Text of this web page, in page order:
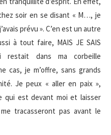
soir en se disant « M…, je
prévu ». C’en est un autre
à tout faire, MAIS JE SAIS
dans ma corbeille
cas, je m’offre, sans grands
Je peux « aller en paix »,
qui est devant moi et laisser
tracasseront pas avant le